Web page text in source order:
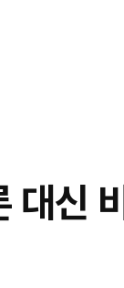
신